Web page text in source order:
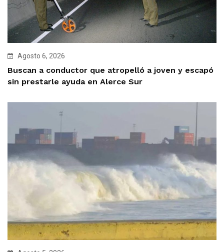
Agosto 6, 2026
Buscan a conductor que atropelló a joven y escapó
sin prestarle ayuda en Alerce Sur